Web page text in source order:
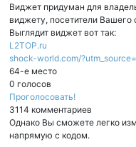
Виджет придуман для
виджету, посетители Вашего
Выглядит виджет вот так:
L2TOP.ru
shock-world.com/
64-е место
0 голосов
Проголосовать!
3114 комментариев
Однако Вы сможете легко
напрямую с кодом.